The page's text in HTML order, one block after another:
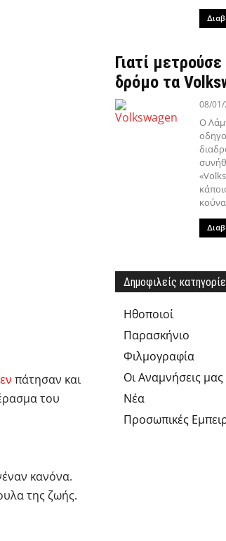
πάτησαν και
του
κανόνα.
της ζωής.
Γιατί
δρόμο τα
08/
Ο
Δημοφιλείς
Hθοποιοί
Παρασκήνιο
Φιλμογραφία
Οι Αναμνήσεις μας
Νέα
Προσωπικές